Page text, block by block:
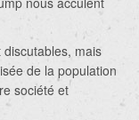
mais
de la population
société et